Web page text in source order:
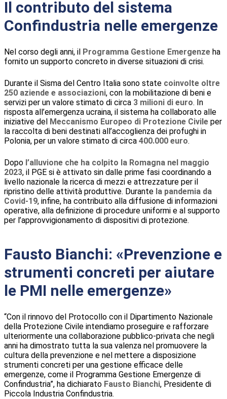
Il contributo del sistema
Confindustria nelle emergenze
Nel corso degli anni, il Programma Gestione Emergenze ha
fornito un supporto concreto in diverse situazioni di crisi.
Durante il Sisma del Centro Italia sono state coinvolte oltre
250 aziende e associazioni, con la mobilitazione di beni e
servizi per un valore stimato di circa 3 milioni di euro. In
risposta all’emergenza ucraina, il sistema ha collaborato alle
iniziative del Meccanismo Europeo di Protezione Civile per
la raccolta di beni destinati all’accoglienza dei profughi in
Polonia, per un valore stimato di circa 400.000 euro.
Dopo l’alluvione che ha colpito la Romagna nel maggio
2023, il PGE si è attivato sin dalle prime fasi coordinando a
livello nazionale la ricerca di mezzi e attrezzature per il
ripristino delle attività produttive. Durante la pandemia da
Covid-19, infine, ha contribuito alla diffusione di informazioni
operative, alla definizione di procedure uniformi e al supporto
per l’approvvigionamento di dispositivi di protezione.
Fausto Bianchi: «Prevenzione e
strumenti concreti per aiutare
le PMI nelle emergenze»
“Con il rinnovo del Protocollo con il Dipartimento Nazionale
della Protezione Civile intendiamo proseguire e rafforzare
ulteriormente una collaborazione pubblico-privata che negli
anni ha dimostrato tutta la sua valenza nel promuovere la
cultura della prevenzione e nel mettere a disposizione
strumenti concreti per una gestione efficace delle
emergenze, come il Programma Gestione Emergenze di
Confindustria”, ha dichiarato Fausto Bianchi, Presidente di
Piccola Industria Confindustria.